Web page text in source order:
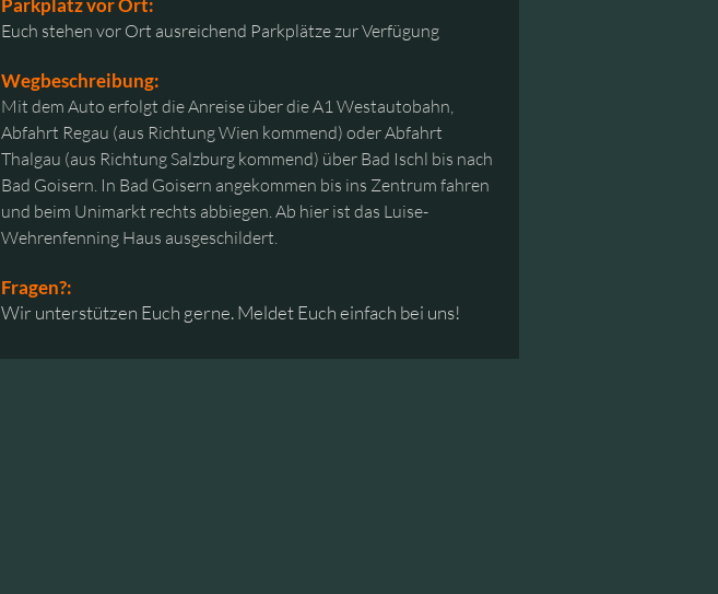
Parkplatz vor Ort:
Euch stehen vor Ort ausreichend Parkplätze zur Verfügung
Wegbeschreibung:
Mit dem Auto erfolgt die Anreise über die A1 Westautobahn,
Abfahrt Regau (aus Richtung Wien kommend) oder Abfahrt
Thalgau (aus Richtung Salzburg kommend) über Bad Ischl bis nach
Bad Goisern. In Bad Goisern angekommen bis ins Zentrum fahren
und beim Unimarkt rechts abbiegen. Ab hier ist das Luise-
Wehrenfenning Haus ausgeschildert.
Fragen?:
Wir unterstützen Euch gerne. Meldet Euch einfach bei uns!